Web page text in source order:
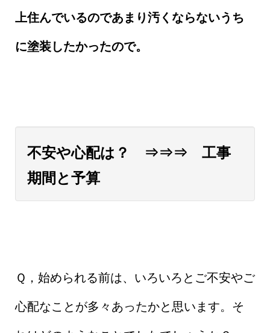
上住んでいるのであまり汚くならないうち
に塗装したかったので。
不安や心配は？ ⇒⇒⇒ 工事
期間と予算
Ｑ，始められる前は、いろいろとご不安やご
心配なことが多々あったかと思います。そ